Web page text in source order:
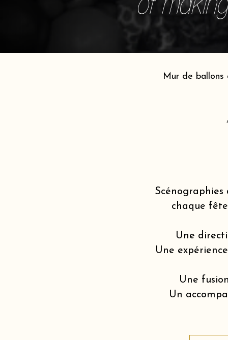
Mur de ballons
Scénographies
chaque
Une
Une
Une
Un